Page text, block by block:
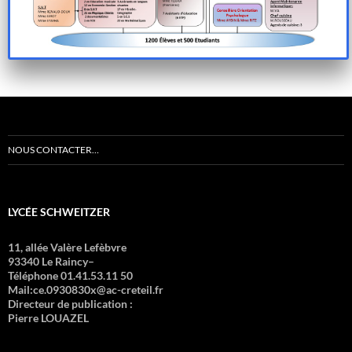
NOUS CONTACTER…
LYCÉE SCHWEITZER
11, allée Valère Lefèbvre
93340 Le Raincy–
Téléphone 01.41.53.11 50
Mail:ce.0930830x@ac-creteil.fr
Directeur de publication :
Pierre LOUAZEL